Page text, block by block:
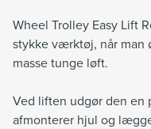
Wheel Trolley Easy Lift
stykke værktøj, når man
masse tunge løft.
Ved liften udgør den en
afmonterer hjul og